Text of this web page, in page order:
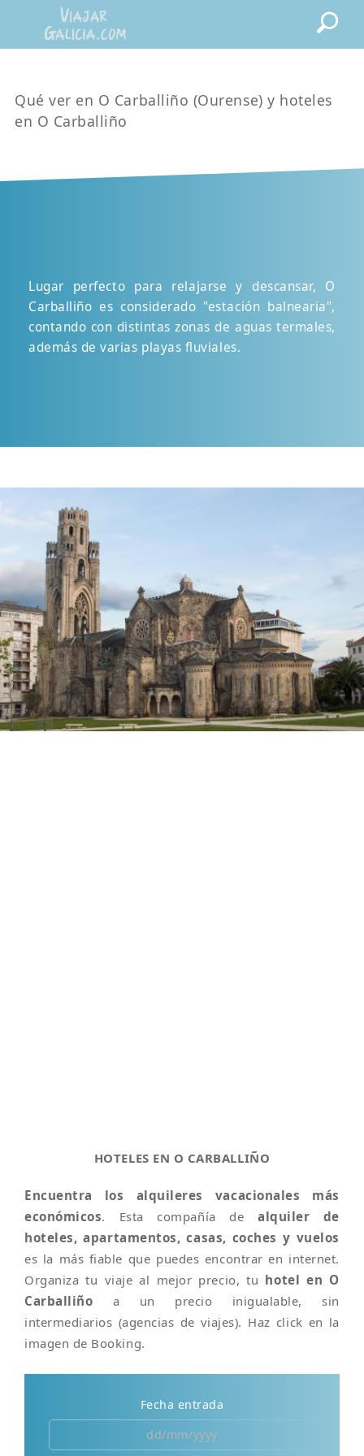
Qué ver en O Carballiño (Ourense) y hoteles
en O Carballiño
Lugar perfecto para relajarse y descansar, O
Carballiño es considerado "estación balnearia",
contando con distintas zonas de aguas termales,
además de varias playas fluviales.
HOTELES EN O CARBALLIÑO
Encuentra los alquileres vacacionales más
económicos. Esta compañía de alquiler de
hoteles, apartamentos, casas, coches y vuelos
es la más fiable que puedes encontrar en internet.
Organiza tu viaje al mejor precio, tu hotel en O
Carballiño a un precio inigualable, sin
intermediarios (agencias de viajes). Haz click en la
imagen de Booking.
Fecha entrada